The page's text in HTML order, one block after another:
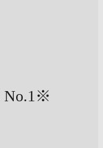
No.1※